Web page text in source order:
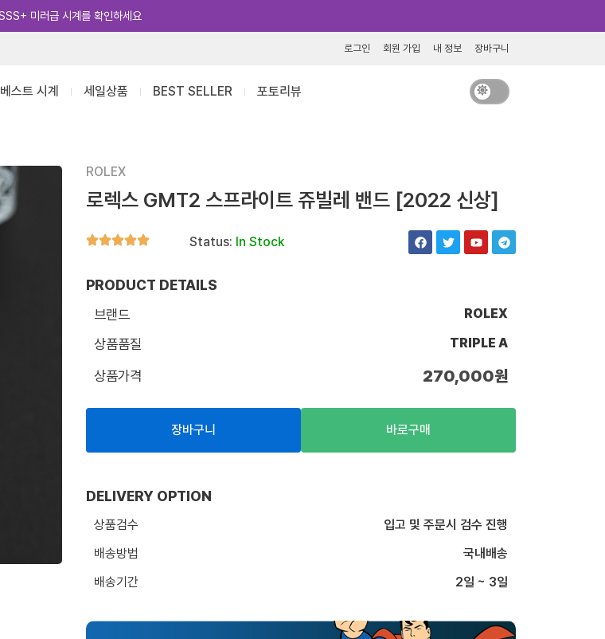
카카오톡 추가 [바로가기]
로그인 회원 가입 내 정보 장바구니
베스트 시계 세일상품 BEST SELLER 포토리뷰
ROLEX
로렉스 GMT2 스프라이트 쥬빌레 밴드 [2022 신상]
Status: In Stock
F
a
c
T
w
i
Y
o
u
e
T
e
l
a
m
PRODUCT DETAILS
브랜드
ROLEX
상품품질 TRIPLE A
상품가격 270,000원
장바구니 바로구매
DELIVERY OPTION
상품검수
입고 및 주문시 검수 진행
배송방법
국내배송
배송기간
2일 ~ 3일